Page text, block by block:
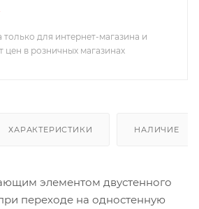
только для интернет-магазина и
цен в розничных магазинах
ХАРАКТЕРИСТИКИ НАЛИЧИЕ
элементом двустенного
переходе на одностенную